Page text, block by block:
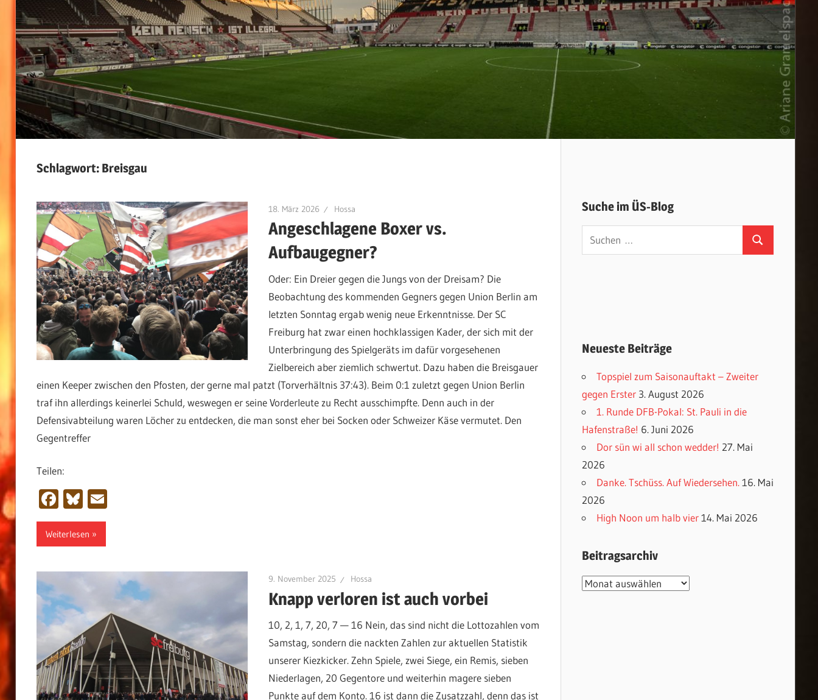
Schlagwort: Breisgau
18. März 2026 Hossa
Angeschlagene Boxer vs.
Aufbaugegner?
Oder: Ein Dreier gegen die Jungs von der Dreisam? Die
Beobachtung des kommenden Gegners gegen Union Berlin am
letzten Sonntag ergab wenig neue Erkenntnisse. Der SC
Freiburg hat zwar einen hochklassigen Kader, der sich mit der
Unterbringung des Spielgeräts im dafür vorgesehenen
Zielbereich aber ziemlich schwertut. Dazu haben die Breisgauer
einen Keeper zwischen den Pfosten, der gerne mal patzt (Torverhältnis 37:43). Beim 0:1 zuletzt gegen Union Berlin
traf ihn allerdings keinerlei Schuld, weswegen er seine Vorderleute zu Recht ausschimpfte. Denn auch in der
Defensivabteilung waren Löcher zu entdecken, die man sonst eher bei Socken oder Schweizer Käse vermutet. Den
Gegentreffer
Teilen:
Facebook
Bluesky
Email
Weiterlesen
9. November 2025 Hossa
Knapp verloren ist auch vorbei
10, 2, 1, 7, 20, 7 — 16 Nein, das sind nicht die Lottozahlen vom
Samstag, sondern die nackten Zahlen zur aktuellen Statistik
unserer Kiezkicker. Zehn Spiele, zwei Siege, ein Remis, sieben
Niederlagen, 20 Gegentore und weiterhin magere sieben
Punkte auf dem Konto. 16 ist dann die Zusatzzahl, denn das ist
Suche im ÜS-Blog
Suchen
nach:
Suchen
Neueste Beiträge
Topspiel zum Saisonauftakt – Zweiter
gegen Erster 3. August 2026
1. Runde DFB-Pokal: St. Pauli in die
Hafenstraße! 6. Juni 2026
Dor sün wi all schon wedder! 27. Mai
2026
Danke. Tschüss. Auf Wiedersehen. 16. Mai
2026
High Noon um halb vier 14. Mai 2026
Beitragsarchiv
Beitragsarchiv